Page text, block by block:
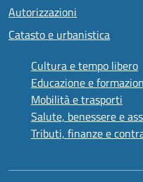
Autorizzazioni
Catasto e urbanistica
Cultura e tempo libero
Educazione e
Mobilità e trasporti
Salute, benessere e
Tributi, finanze e